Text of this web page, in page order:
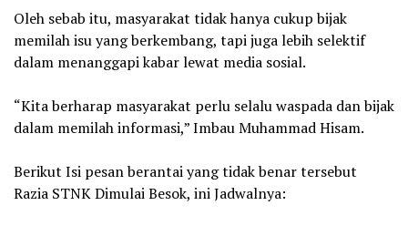
‎Oleh sebab itu, masyarakat tidak hanya cukup bijak
memilah isu yang berkembang, tapi juga lebih selektif
dalam menanggapi kabar lewat media sosial.
‎“Kita berharap masyarakat perlu selalu waspada dan bijak
dalam memilah informasi,” Imbau Muhammad Hisam.
‎Berikut Isi pesan berantai yang tidak benar tersebut
‎Razia STNK Dimulai Besok, ini Jadwalnya: